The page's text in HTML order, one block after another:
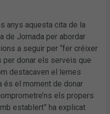
anys aquesta cita de la
de Jornada per abordar
a seguir per “fer créixer
per donar els serveis que
destacaven el lemes
és el moment de donar
els propers
establert” ha explicat